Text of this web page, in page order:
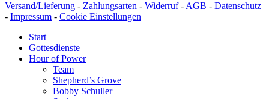
Versand/Lieferung - Zahlungsarten - Widerruf-AGB - Datenschutz
- Impressum - Cookie Einstellungen
Start
Gottesdienste
Hour of Power
Team
Shepherd’s Grove
Bobby Schuller